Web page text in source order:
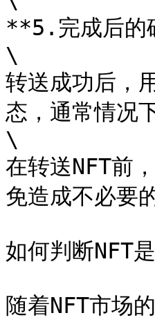
**5.完成后的
\
转送成功后，
态，通常情况
\
在转送NFT前
免造成不必要
如何判断NFT
随着NFT市场